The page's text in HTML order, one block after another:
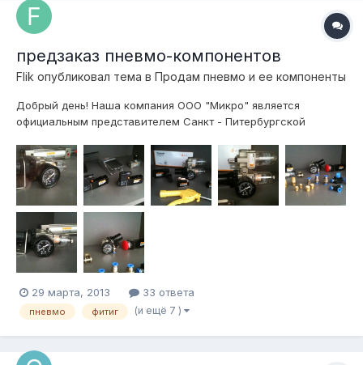
предзаказ пневмо-компонентов
Flik опубликовал тема в Продам пневмо и ее компоненты
Добрый день! Наша компания ООО "Микро" является
официальным представителем Санкт - Питербургской
пневмооборудование является взаимозаменяемым с
изделиями фирм "FESTO", "SMC", "Pnevmolux", "Camozzi",
"Parker", "TECO Pneumatic" и др. Список оборудован...
29 марта, 2013 33 ответа
пневмо фитиг (и ещё 7 )